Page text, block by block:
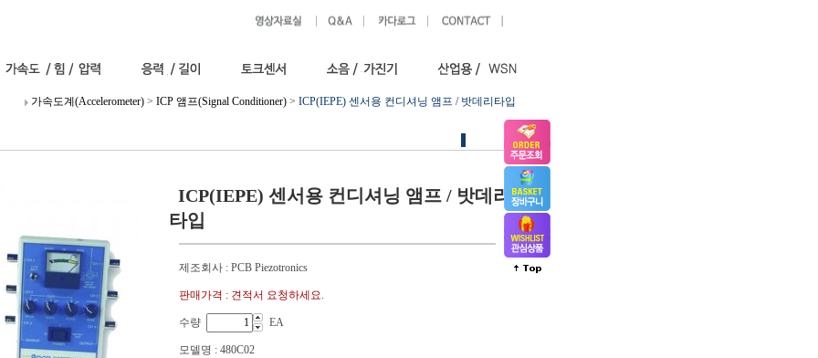
가속도계(Accelerometer) > ICP 앰프(Signal Conditioner) > ICP(IEPE) 센서용 컨디셔닝 앰프 / 밧데리타입
ICP(IEPE) 센서용 컨디셔닝 앰프 / 밧데리
타입
제조회사 : PCB Piezotronics
판매가격 : 견적서 요청하세요.
수량 EA
모델명 : 480C02